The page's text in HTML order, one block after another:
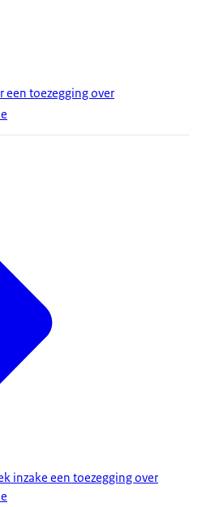
een toezegging over
inzake een toezegging over